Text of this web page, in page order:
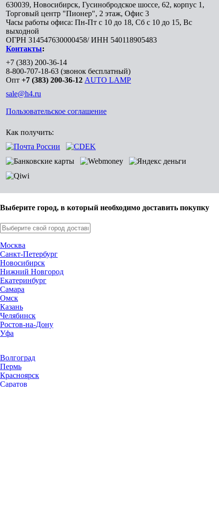
630039, Новосибирск, Гусинобродское шоссе, 62, корпус 1,
Торговый центр "Пионер", 2 этаж, Офис 3
Часы работы офиса: Пн-Пт с 10 до 18, Сб с 10 до 15, Вс
выходной
ОГРН 314547630000458/ ИНН 540118905483
Контакты:
+7 (383) 200-36-14
8-800-707-18-63 (звонок бесплатный)
Опт +7 (383) 200-36-12 AUTO LAMP
sale@h4.ru
Пользовательское соглашение
Как получить:
Выберите город, в который необходимо доставить покупку
Москва
Санкт-Петербург
Новосибирск
Нижний Новгород
Екатеринбург
Самара
Омск
Казань
Челябинск
Ростов-на-Дону
Уфа
Волгоград
Пермь
Красноярск
Саратов